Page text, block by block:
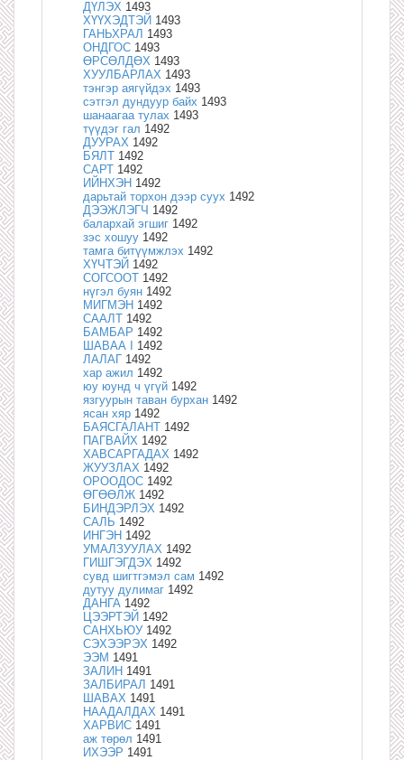
ДҮЛЭХ 1493
ХҮҮХЭДТЭЙ 1493
ГАНЬХРАЛ 1493
ОНДГОС 1493
ӨРСӨЛДӨХ 1493
ХУУЛБАРЛАХ 1493
тэнгэр аягүйдэх 1493
сэтгэл дундуур байх 1493
шанаагаа тулах 1493
түүдэг гал 1492
ДУУРАХ 1492
БЯЛТ 1492
САРТ 1492
ИЙНХЭН 1492
дарьтай торхон дээр суух 1492
ДЭЭЖЛЭГЧ 1492
балархай эгшиг 1492
зэс хошуу 1492
тамга битүүмжлэх 1492
ХҮЧТЭЙ 1492
СОГСООТ 1492
нүгэл буян 1492
МИГМЭН 1492
СААЛТ 1492
БАМБАР 1492
ШАВАА I 1492
ЛАЛАГ 1492
хар ажил 1492
юу юунд ч үгүй 1492
язгуурын таван бурхан 1492
ясан хяр 1492
БАЯСГАЛАНТ 1492
ПАГВАЙХ 1492
ХАВСАРГАДАХ 1492
ЖУУЗЛАХ 1492
ОРООДОС 1492
ӨГӨӨЛЖ 1492
БИНДЭРЛЭХ 1492
САЛЬ 1492
ИНГЭН 1492
УМАЛЗУУЛАХ 1492
ГИШГЭГДЭХ 1492
сувд шигтгэмэл сам 1492
дутуу дулимаг 1492
ДАНГА 1492
ЦЭЭРТЭЙ 1492
САНХЬЮУ 1492
СЭХЭЭРЭХ 1492
ЭЭМ 1491
ЗАЛИН 1491
ЗАЛБИРАЛ 1491
ШАВАХ 1491
НААДАЛДАХ 1491
ХАРВИС 1491
аж төрөл 1491
ИХЭЭР 1491